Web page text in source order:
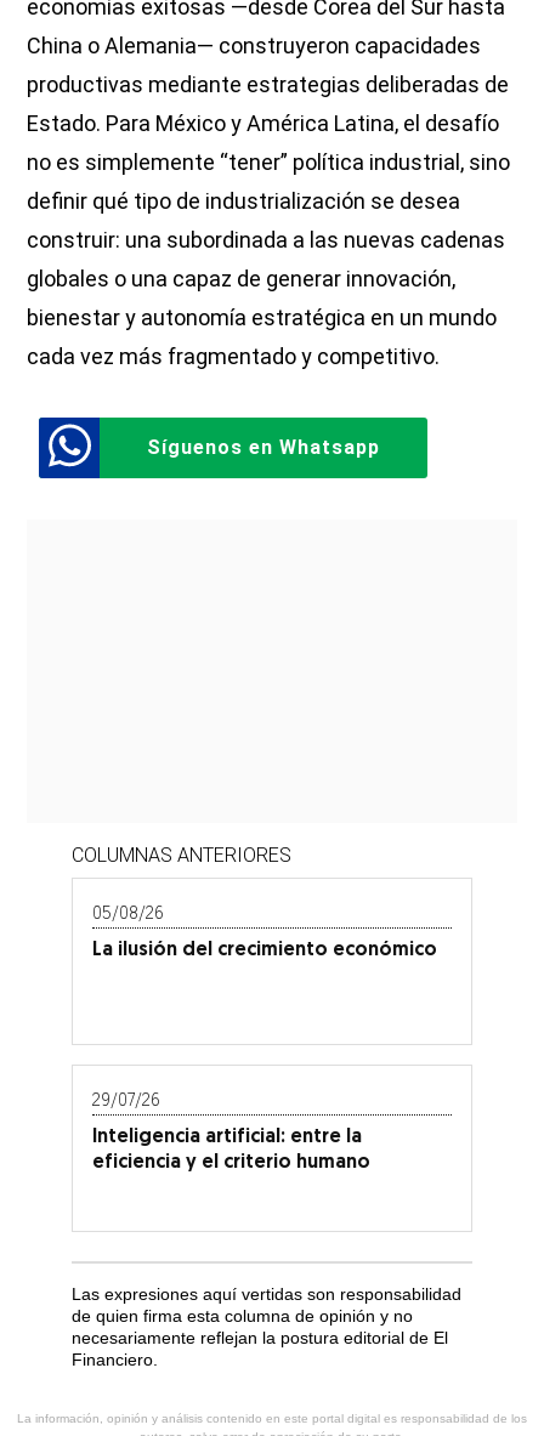
economías exitosas —desde Corea del Sur hasta
China o Alemania— construyeron capacidades
productivas mediante estrategias deliberadas de
Estado. Para México y América Latina, el desafío
no es simplemente “tener” política industrial, sino
definir qué tipo de industrialización se desea
construir: una subordinada a las nuevas cadenas
globales o una capaz de generar innovación,
bienestar y autonomía estratégica en un mundo
cada vez más fragmentado y competitivo.
Síguenos en Whatsapp
COLUMNAS ANTERIORES
05/08/26
La ilusión del crecimiento económico
29/07/26
Inteligencia artificial: entre la
eficiencia y el criterio humano
Las expresiones aquí vertidas son responsabilidad
de quien firma esta columna de opinión y no
necesariamente reflejan la postura editorial de El
Financiero.
La información, opinión y análisis contenido en este portal digital es responsabilidad de los